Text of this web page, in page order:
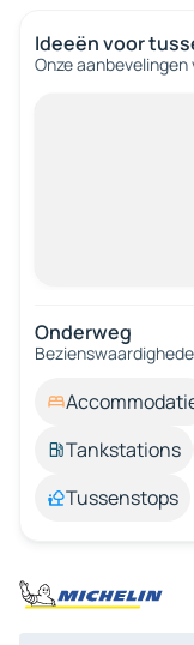
Ideeën voor
Onze
Onderweg
Tankstations
Tussenstops